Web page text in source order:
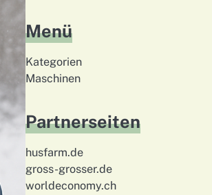
Menü
Kategorien
Maschinen
Partnerseiten
husfarm.de
gross-grosser.de
worldeconomy.ch